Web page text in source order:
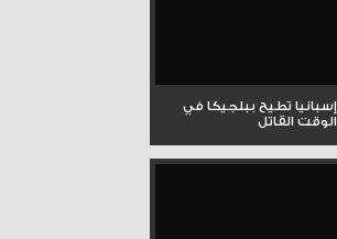
إسبانيا تطيح ببلجيكا في
الوقت القاتل